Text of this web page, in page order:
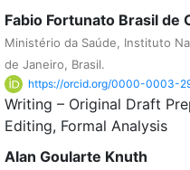
Fabio Fortunato Brasil de
Ministério da Saúde, Instituto
de Janeiro, Brasil.
https://orcid.org/0000-0003-
Writing – Original Draft
Editing Formal Analysis
Alan Goularte Knuth